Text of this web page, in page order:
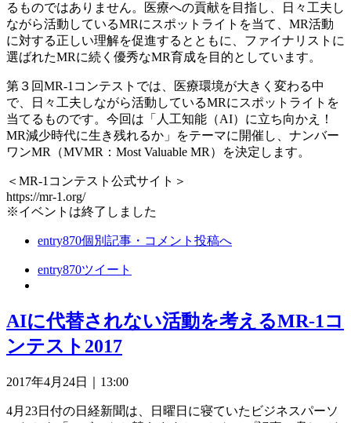
るものではありません。医療への貢献を目指し、日々工夫し
ながら活動しているMRにスポットライトを当て、MR活動
に対する正しい理解を促進するとともに、ファイナリストに
選ばれたMRに続く優秀なMR育成を目的としています。
第３回MR-1コンテストでは、医療環境が大きく変わる中
で、日々工夫しながら活動しているMRにスポットライトを
当てるものです。今回は「人工知能（AI）に立ち向かえ！
MR減少時代に生き残れるか」をテーマに開催し、ナンバー
ワンMR（MVMR：Most Valuable MR）を決定します。
＜MR-1コンテスト公式サイト＞
https://mr-1.org/
※イベントは終了しました
entry870個別記事・コメント投稿へ
entry870ツイート
AIに代替されない活動を考えるMR-1コ
ンテスト2017
2017年4月24日｜13:00
4月23日付の日経新聞は、日曜日に寝ていたビジネスパーソ